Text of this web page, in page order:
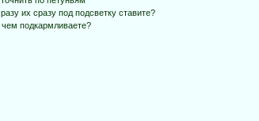
их сразу под подсветку ставите?
подкармливаете?